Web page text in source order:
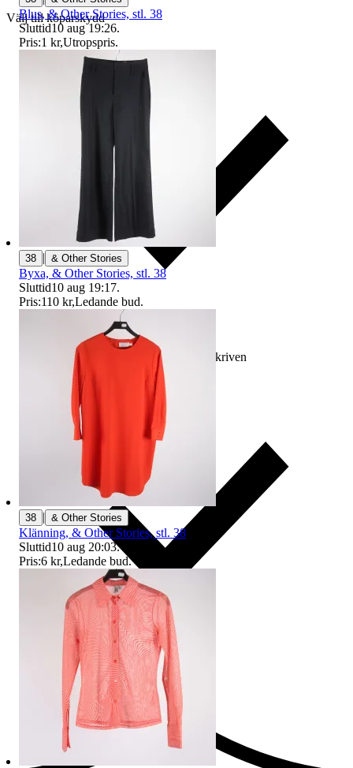
Välj till köparskydd
Ersättning om varan inte är som beskriven
Ersättning om du inte får din vara
Blus, & Other Stories, stl. 38
Sluttid10 aug 19:26.
Pris:1 kr,Utropspris.
38 | & Other Stories
Byxa, & Other Stories, stl. 38
Sluttid10 aug 19:17.
Pris:110 kr,Ledande bud.
38 | & Other Stories
Klänning, & Other Stories, stl. 38
Sluttid10 aug 20:03.
Pris:6 kr,Ledande bud.